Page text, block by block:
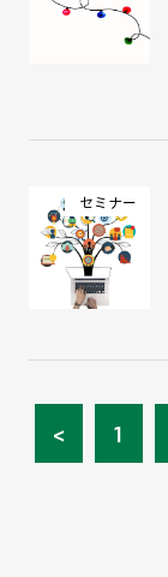
セミナー
< 1